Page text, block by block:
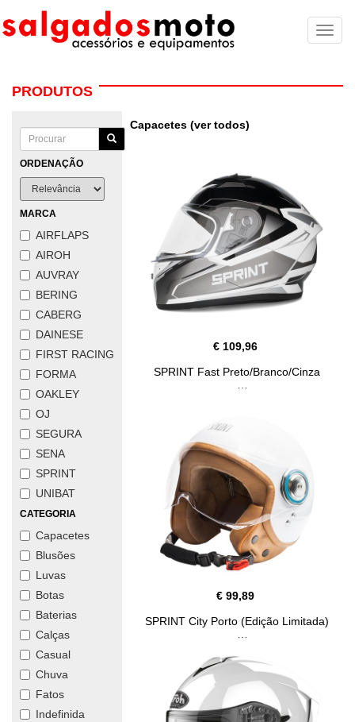
PRODUTOS
ORDENAÇÃO
MARCA
AIRFLAPS
AIROH
AUVRAY
BERING
CABERG
DAINESE
FIRST RACING
FORMA
OAKLEY
OJ
SEGURA
SENA
SPRINT
UNIBAT
CATEGORIA
Capacetes
Blusões
Luvas
Botas
Baterias
Calças
Casual
Chuva
Fatos
Indefinida
Capacetes (ver todos)
€ 109,96
SPRINT Fast Preto/Branco/Cinza
€ 99,89
SPRINT City Porto (Edição Limitada)